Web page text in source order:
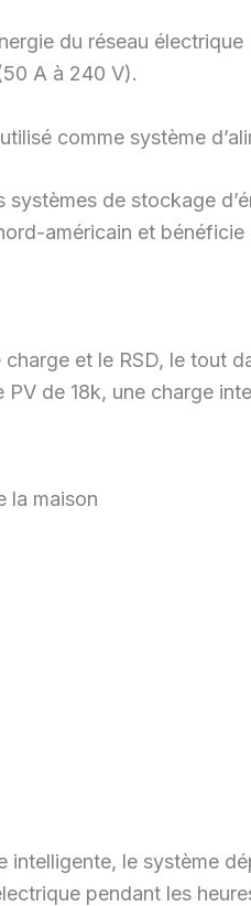
du réseau
A à 240 V).
comme système
de stockage
américain et
et le RSD, le tout
de 18k, une charge
la maison
le système
pendant les